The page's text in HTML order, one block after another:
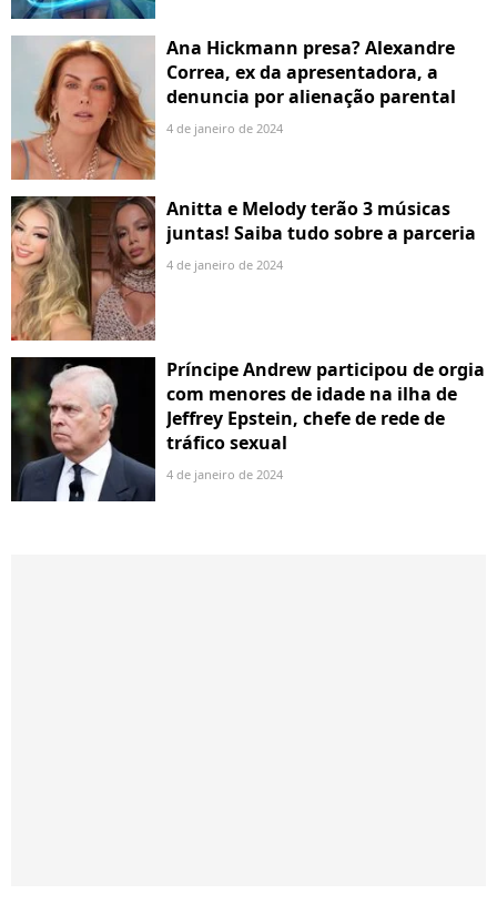
Ana Hickmann presa? Alexandre
Correa, ex da apresentadora, a
denuncia por alienação parental
4 de janeiro de 2024
Anitta e Melody terão 3 músicas
juntas! Saiba tudo sobre a parceria
4 de janeiro de 2024
Príncipe Andrew participou de orgia
com menores de idade na ilha de
Jeffrey Epstein, chefe de rede de
tráfico sexual
4 de janeiro de 2024